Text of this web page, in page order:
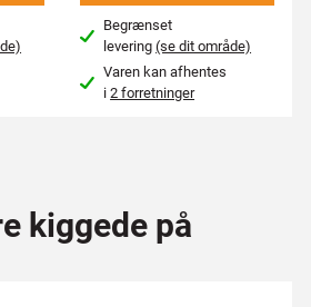
Begrænset
levering(se dit område)
Varen kan afhentes
i2 forretninger
kiggede på